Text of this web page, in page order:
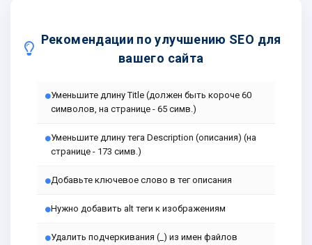
Рекомендации по улучшению SEO для
вашего сайта
Уменьшите длину Title (должен быть короче 60
символов, на странице - 65 симв.)
Уменьшите длину тега Description (описания) (на
странице - 173 симв.)
Добавьте ключевое слово в тег описания
Нужно добавить alt теги к изображениям
Удалить подчеркивания (_) из имен файлов